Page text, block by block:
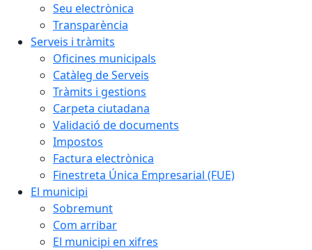
Seu electrònica
Transparència
Serveis i tràmits
Oficines municipals
Catàleg de Serveis
Tràmits i gestions
Carpeta ciutadana
Validació de documents
Impostos
Factura electrònica
Finestreta Única Empresarial (FUE)
El municipi
Sobremunt
Com arribar
El municipi en xifres